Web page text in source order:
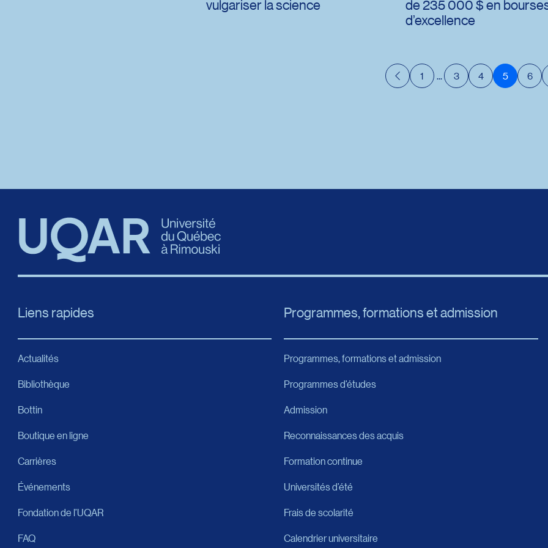
vulgariser la science
de 235 000 $ en
d’excellence
Précédent
1 ... 3 4 5 6
Liens rapides
Actualités
Bibliothèque
Bottin
Boutique en ligne
Carrières
Événements
Fondation de l’UQAR
FAQ
Programmes, formations et admission
Programmes, formations et admission
Programmes d’études
Admission
Reconnaissances des acquis
Formation continue
Universités d’été
Frais de scolarité
Calendrier universitaire